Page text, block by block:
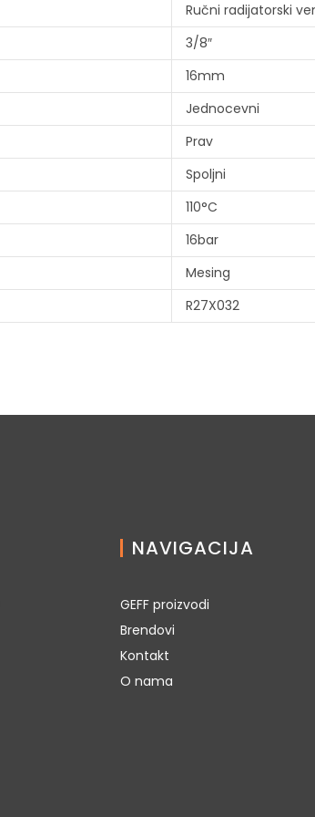
Ručni radijatorski
3/8″
16mm
Jednocevni
Prav
Spoljni
110°C
16bar
Mesing
R27X032
NAVIGACIJA
GEFF proizvodi
Brendovi
Kontakt
O nama